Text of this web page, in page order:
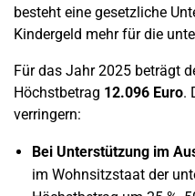
besteht eine gesetzliche
Kindergeld mehr für die
Für das Jahr 2025 beträgt
Höchstbetrag 12.096 Euro.
verringern:
Bei Unterstützung im
im Wohnsitzstaat der